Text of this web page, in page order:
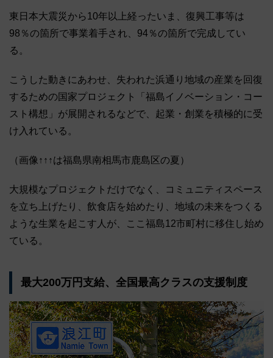
東日本大震災から10年以上経ったいま、復興工事等は
98％の箇所で事業着手され、94％の箇所で完成してい
る。
こうした動きにあわせ、失われた浜通り地域の産業を回復
するための国家プロジェクト「福島イノベーション・コー
スト構想」が展開されるなどで、起業・創業を積極的に受
け入れている。
（画像↑↑↑は福島県南相馬市鹿島区の夏）
大規模なプロジェクトだけでなく、コミュニティスペース
を立ち上げたり、飲食店を始めたり、地域の未来をつくる
ような生業を起こす人が、ここ福島12市町村に移住し始め
ている。
最大200万円支給、全国最高クラスの支援制度